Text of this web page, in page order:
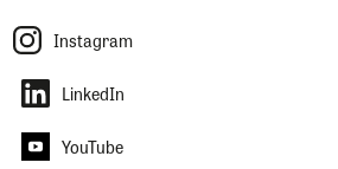
Instagram
LinkedIn
YouTube